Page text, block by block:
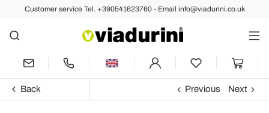
Customer service Tel. +390541623760 - Email info@viadurini.co.uk
Back Previous Next